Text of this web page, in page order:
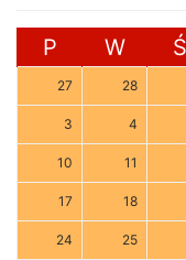
P W Ś
27 28
3 4
10 11
17 18
24 25